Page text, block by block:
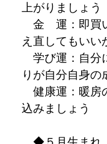
上がりましょう
金 運：即買
え直してもいい
学び運：自分
りが自分自身の
健康運：暖房
込みましょう